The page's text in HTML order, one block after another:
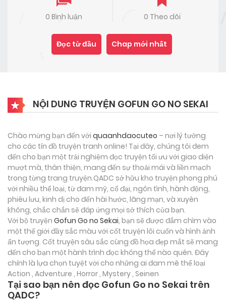
0 Bình luận 0 Theo dõi
Đọc từ đầu Chap mới nhất
NỘI DUNG TRUYỆN GOFUN GO NO SEKAI
Chào mừng bạn đến với quaanhdaocuteo – nơi lý tưởng
cho các tín đồ truyện tranh online! Tại đây, chúng tôi đem
đến cho bạn một trải nghiệm đọc truyện tối ưu với giao diện
mượt mà, thân thiện, mang đến sự thoải mái và liền mạch
trong từng trang truyện.QADC sở hữu kho truyện phong phú
với nhiều thể loại, từ đam mỹ, cổ đại, ngôn tình, hành động,
phiêu lưu, kinh dị cho đến hài hước, lãng mạn, và xuyên
không, chắc chắn sẽ đáp ứng mọi sở thích của bạn.
Với bộ truyện Gofun Go no Sekai, bạn sẽ được đắm chìm vào
một thế giới đầy sắc màu với cốt truyện lôi cuốn và hình ảnh
ấn tượng. Cốt truyện sâu sắc cùng đồ họa đẹp mắt sẽ mang
đến cho bạn một hành trình đọc không thể nào quên. Đây
chính là lựa chọn tuyệt vời cho những ai đam mê thể loại
Action , Adventure , Horror , Mystery , Seinen
Tại sao bạn nên đọc Gofun Go no Sekai trên
QADC?